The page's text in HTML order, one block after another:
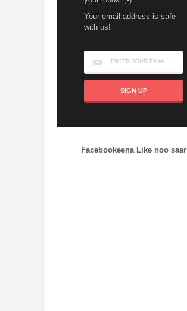
Your email address is safe
with us!
Facebookeena Like noo saar